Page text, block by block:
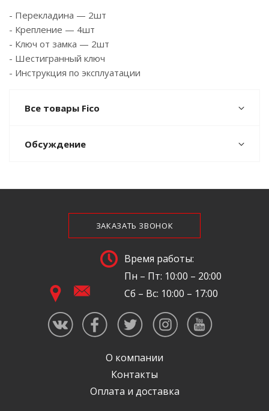
- Перекладина — 2шт
- Крепление — 4шт
- Ключ от замка — 2шт
- Шестигранный ключ
- Инструкция по эксплуатации
Все товары Fico
Обсуждение
ЗАКАЗАТЬ ЗВОНОК
Время работы:
Пн – Пт: 10:00 – 20:00
Сб – Вс: 10:00 – 17:00
О компании
Контакты
Оплата и доставка